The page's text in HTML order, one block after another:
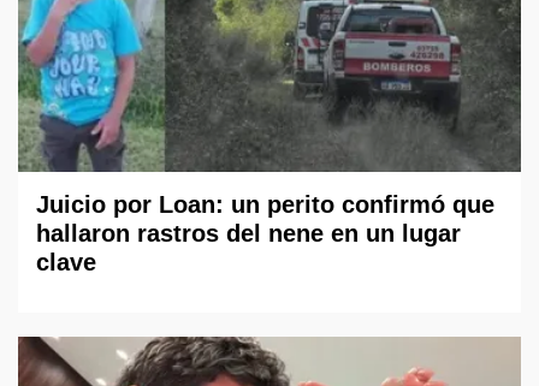
Juicio por Loan: un perito confirmó que
hallaron rastros del nene en un lugar
clave